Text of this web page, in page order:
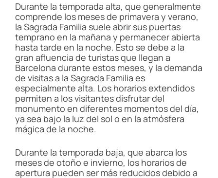
Durante la temporada alta, que generalmente
comprende los meses de primavera y verano,
la Sagrada Familia suele abrir sus puertas
temprano en la mañana y permanecer abierta
hasta tarde en la noche. Esto se debe a la
gran afluencia de turistas que llegan a
Barcelona durante estos meses, y la demanda
de visitas a la Sagrada Familia es
especialmente alta. Los horarios extendidos
permiten a los visitantes disfrutar del
monumento en diferentes momentos del día,
ya sea bajo la luz del sol o en la atmósfera
mágica de la noche.
Durante la temporada baja, que abarca los
meses de otoño e invierno, los horarios de
apertura pueden ser más reducidos debido a